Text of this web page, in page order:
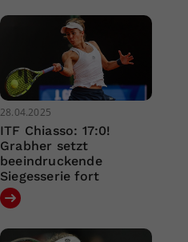
28.04.2025
ITF Chiasso: 17:0!
Grabher setzt
beeindruckende
Siegesserie fort